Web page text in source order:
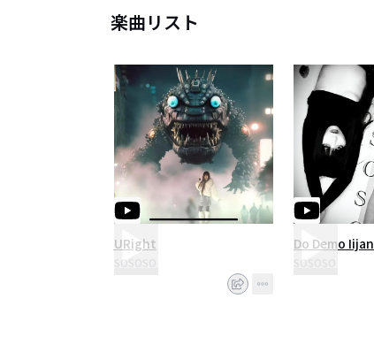
楽曲リスト
URight
SOSOSO
Do Demo Iijan
SOSOSO